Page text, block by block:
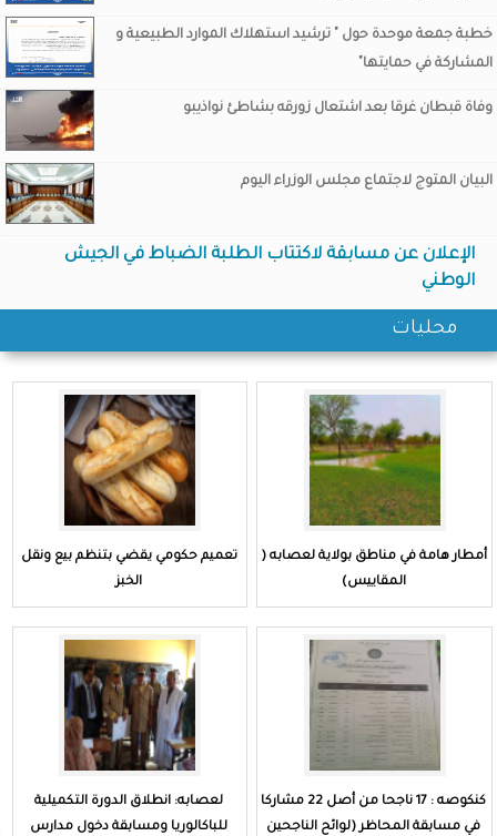
خطبة جمعة موحدة حول " ترشيد استهلاك الموارد الطبيعية و
المشاركة في حمايتها"
وفاة قبطان غرقا بعد اشتعال زورقه بشاطئ نواذيبو
البيان المتوج لاجتماع مجلس الوزراء اليوم
الإعلان عن مسابقة لاكتتاب الطلبة الضباط في الجيش
الوطني
ولد اجاي يستقبل السفير
محليات
أمطار هامة في مناطق بولاية لعصابه (
المقاييس)
تعميم حكومي يقضي بتنظم بيع ونقل
الخبز
كنكوصه : 17 ناجحا من أصل 22 مشاركا
في مسابقة المحاظر (لوائح الناجحين
لعصابه: انطلاق الدورة التكميلية
للباكالوريا ومسابقة دخول مدارس